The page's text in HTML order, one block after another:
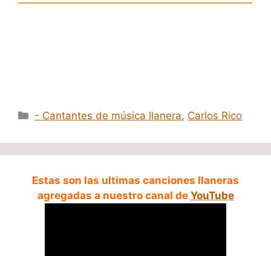
Categorías
- Cantantes de música llanera, Carlos Rico
Estas son las ultimas canciones llaneras
agregadas a nuestro canal de YouTube